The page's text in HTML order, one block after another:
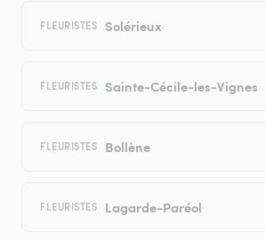
FLEURISTES Solérieux
FLEURISTES Sainte-Cécile-les-Vignes
FLEURISTES Bollène
FLEURISTES Lagarde-Paréol